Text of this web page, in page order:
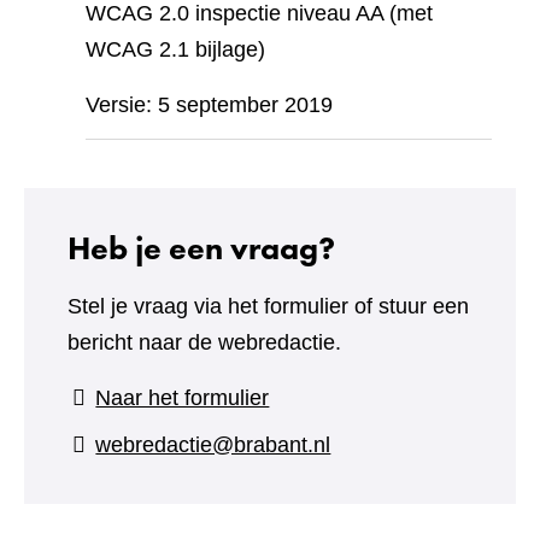
WCAG 2.0 inspectie niveau AA (met
WCAG 2.1 bijlage)
Versie: 5 september 2019
Heb je een vraag?
Stel je vraag via het formulier of stuur een
bericht naar de webredactie.
Naar het formulier(verwijst
naar
webredactie@brabant.nl